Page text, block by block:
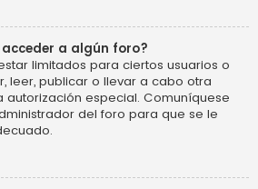
acceder a algún foro?
limitados para ciertos usuarios o
leer, publicar o llevar a cabo otra
autorización especial. Comuníquese
del foro para que se le